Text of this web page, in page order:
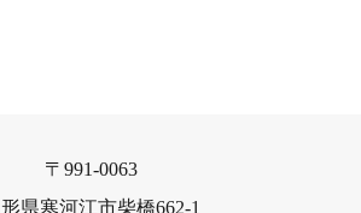
〒991-0063
県寒河江市柴橋662-1